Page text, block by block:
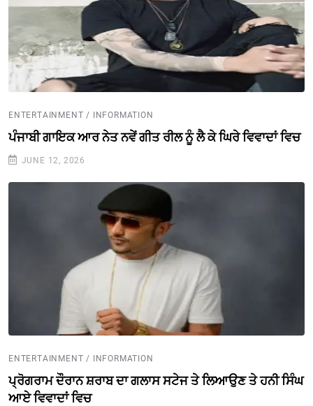
ENTERTAINMENT / INFORMATION
ਪੰਜਾਬੀ ਗਾਇਕ ਆਰ ਨੇਤ ਨਵੇਂ ਗੀਤ ਰੀਲ ਨੂੰ ਲੈ ਕੇ ਘਿਰੇ ਵਿਵਾਦਾਂ ਵਿਚ
JUNE 12, 2026
ENTERTAINMENT / INFORMATION
ਪ੍ਰੋਗਰਾਮ ਦੌਰਾਨ ਸ਼ਰਾਬ ਦਾ ਗਲਾਸ ਸਟੇਜ ਤੇ ਲਿਆਉਣ ਤੇ ਹਨੀ ਸਿੰਘ
ਆਏ ਵਿਵਾਦਾਂ ਵਿਚ